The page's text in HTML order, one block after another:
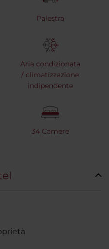
Palestra
Aria condizionata
/ climatizzazione
indipendente
34 Camere